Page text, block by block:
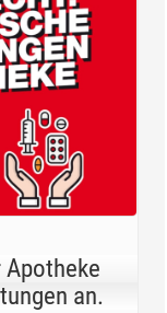
Apotheke
an.